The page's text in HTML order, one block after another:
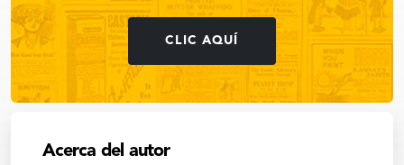
CLIC AQUÍ
Acerca del autor